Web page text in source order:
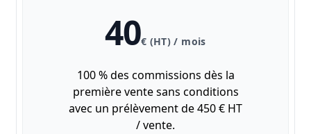
40€ (HT) / mois
100 % des commissions dès la
première vente sans conditions
avec un prélèvement de 450 € HT
/ vente.